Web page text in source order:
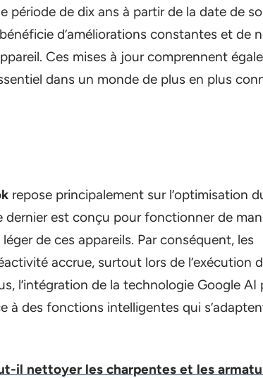
période de dix ans à partir de la date de
d’améliorations constantes et de
Ces mises à jour comprennent
dans un monde de plus en plus
repose principalement sur l’optimisation
dernier est conçu pour fonctionner de
de ces appareils. Par conséquent, les
accrue, surtout lors de l’exécution
l’intégration de la technologie Google AI
à des fonctions intelligentes qui
il nettoyer les charpentes et les